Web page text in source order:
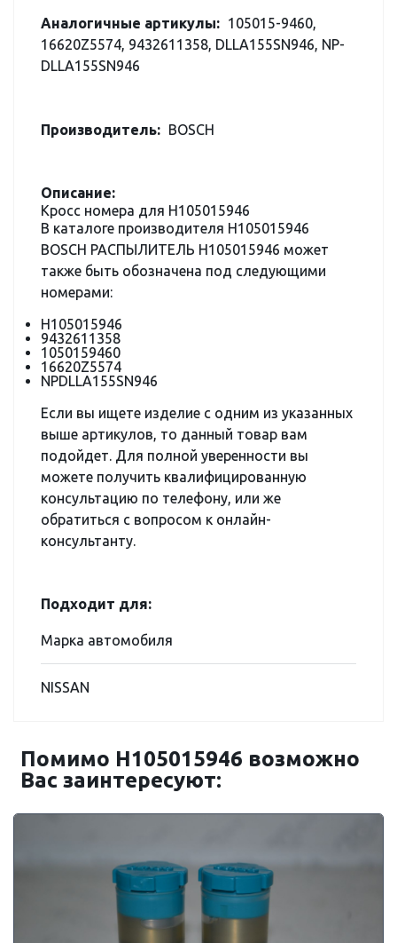
Аналогичные артикулы: 105015-9460,
16620Z5574, 9432611358, DLLA155SN946, NP-
DLLA155SN946
Производитель: BOSCH
Описание:
Кросс номера для H105015946
В каталоге производителя H105015946
BOSCH РАСПЫЛИТЕЛЬ H105015946 может
также быть обозначена под следующими
номерами:
H105015946
9432611358
1050159460
16620Z5574
NPDLLA155SN946
Если вы ищете изделие с одним из указанных
выше артикулов, то данный товар вам
подойдет. Для полной уверенности вы
можете получить квалифицированную
консультацию по телефону, или же
обратиться с вопросом к онлайн-
консультанту.
Подходит для:
Марка автомобиля
NISSAN
Помимо H105015946 возможно
Вас заинтересуют: